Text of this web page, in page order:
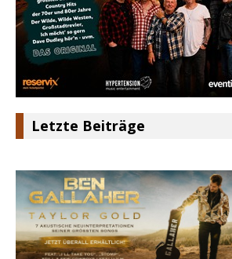
Letzte Beiträge